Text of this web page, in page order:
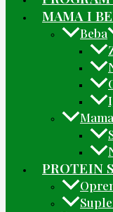
MAMA I
Beba
Mama
PROTEIN